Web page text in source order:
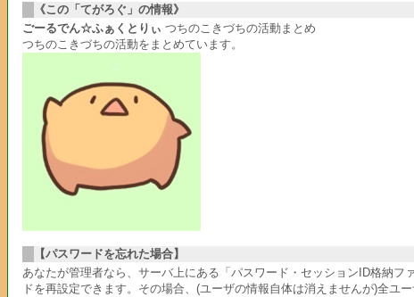
《この「てがろぐ」の情報》
ごーるでん☆ふぁくとりぃ つちのこきづちの活動まとめ
つちのこきづちの活動をまとめています。
【パスワードを忘れた場合】
あなたが管理者なら、サーバ上にある「パスワード・セッションID格納
ドを再設定できます。その場合、(ユーザの情報自体は消えませんが)全ユ